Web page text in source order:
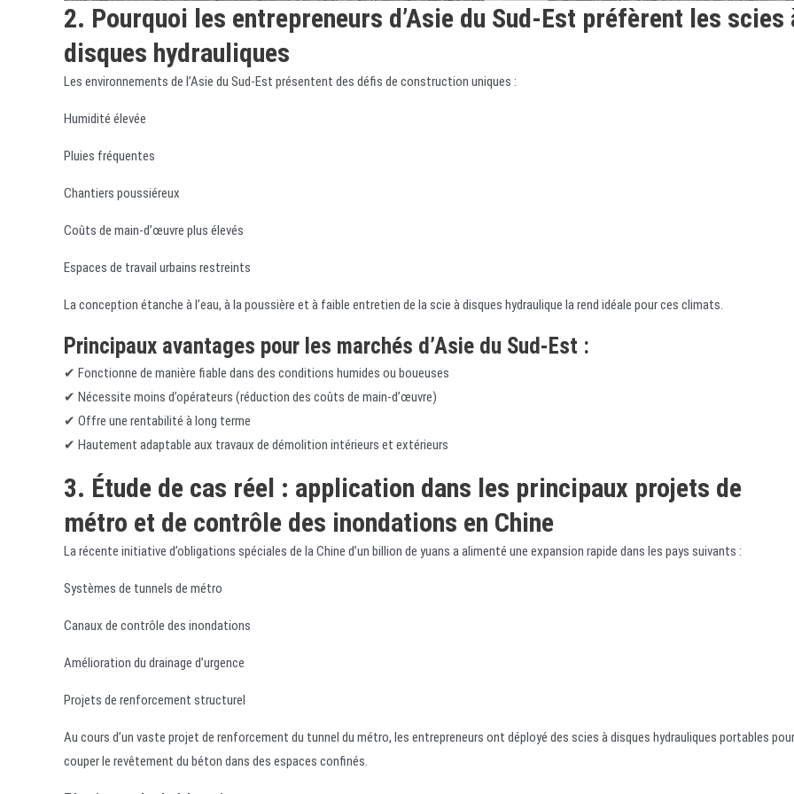
2. Pourquoi les entrepreneurs d’Asie du Sud-Est préfèrent les scies
disques hydrauliques
Les environnements de l’Asie du Sud-Est présentent des défis de construction uniques :
Humidité élevée
Pluies fréquentes
Chantiers poussiéreux
Coûts de main-d’œuvre plus élevés
Espaces de travail urbains restreints
La conception étanche à l’eau, à la poussière et à faible entretien de la scie à disques hydraulique la rend idéale pour ces climats.
Principaux avantages pour les marchés d’Asie du Sud-Est :
✔ Fonctionne de manière fiable dans des conditions humides ou boueuses
✔ Nécessite moins d’opérateurs (réduction des coûts de main-d’œuvre)
✔ Offre une rentabilité à long terme
✔ Hautement adaptable aux travaux de démolition intérieurs et extérieurs
3. Étude de cas réel : application dans les principaux projets de
métro et de contrôle des inondations en Chine
La récente initiative d’obligations spéciales de la Chine d’un billion de yuans a alimenté une expansion rapide dans les pays suivants :
Systèmes de tunnels de métro
Canaux de contrôle des inondations
Amélioration du drainage d’urgence
Projets de renforcement structurel
Au cours d’un vaste projet de renforcement du tunnel du métro, les entrepreneurs ont déployé des scies à disques hydrauliques portables pour
couper le revêtement du béton dans des espaces confinés.